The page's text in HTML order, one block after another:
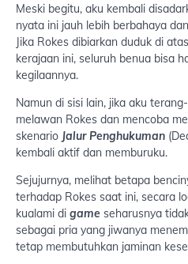
Meski begitu, aku kembali
nyata ini jauh lebih berbahaya
Jika Rokes dibiarkan duduk di
kerajaan ini, seluruh benua bisa
kegilaannya.
Namun di sisi lain, jika aku
melawan Rokes dan mencoba
skenario Jalur Penghukuman
kembali aktif dan memburuku.
Sejujurnya, melihat betapa
terhadap Rokes saat ini, secara
kualami di game seharusnya
sebagai pria yang jiwanya
tetap membutuhkan jaminan